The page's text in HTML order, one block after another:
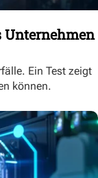
Unternehmen
Ein Test zeigt
können.